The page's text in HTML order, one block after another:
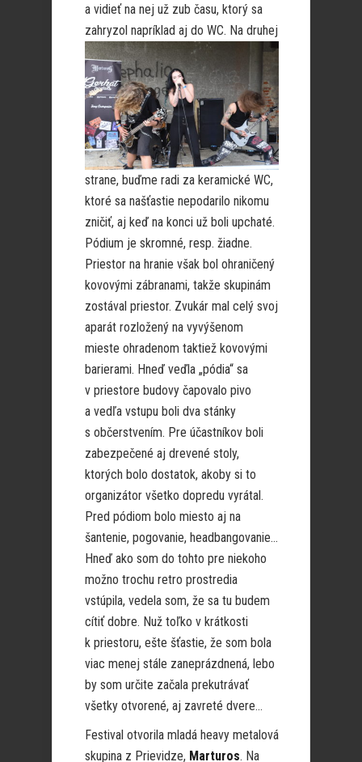
a vidieť na nej už zub času, ktorý sa
zahryzol napríklad aj do WC. Na druhej
strane, buďme radi za keramické WC,
ktoré sa našťastie nepodarilo nikomu
zničiť, aj keď na konci už boli upchaté.
Pódium je skromné, resp. žiadne.
Priestor na hranie však bol ohraničený
kovovými zábranami, takže skupinám
zostával priestor. Zvukár mal celý svoj
aparát rozložený na vyvýšenom
mieste ohradenom taktiež kovovými
barierami. Hneď veďla „pódia“ sa
v priestore budovy čapovalo pivo
a vedľa vstupu boli dva stánky
s občerstvením. Pre účastníkov boli
zabezpečené aj drevené stoly,
ktorých bolo dostatok, akoby si to
organizátor všetko dopredu vyrátal.
Pred pódiom bolo miesto aj na
šantenie, pogovanie, headbangovanie…
Hneď ako som do tohto pre niekoho
možno trochu retro prostredia
vstúpila, vedela som, že sa tu budem
cítiť dobre. Nuž toľko v krátkosti
k priestoru, ešte šťastie, že som bola
viac menej stále zaneprázdnená, lebo
by som určite začala prekutrávať
všetky otvorené, aj zavreté dvere…
Festival otvorila mladá heavy metalová
skupina z Prievidze, Marturos. Na